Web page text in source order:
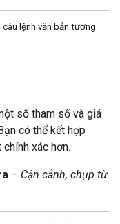
lệnh văn bản tương
số tham số và giá
có thể kết hợp
xác hơn.
– Cận cảnh, chụp từ